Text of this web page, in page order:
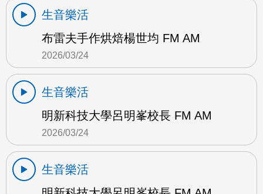
生音樂活
布雷夫手作烘焙楊世均 FM AM
2026/03/24
生音樂活
明新科技大學呂明峯校長 FM AM
2026/03/24
生音樂活